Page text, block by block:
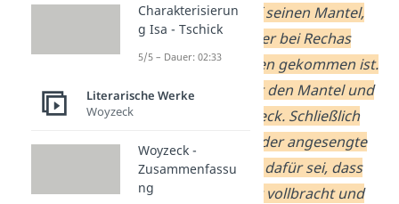
deutet er aber auf seinen Mantel,
der durch das Feuer bei Rechas
Rettung zu Schaden gekommen ist.
Nathan betrachtet den Mantel und
küsst den Brandfleck. Schließlich
merkt er an, dass der angesengte
Mantel ein Beweis dafür sei, dass
Curd eine gute Tat vollbracht und
Charakterisierun
g Isa - Tschick
5/5 – Dauer: 02:33
Literarische Werke
Woyzeck
Woyzeck -
Zusammenfassu
ng